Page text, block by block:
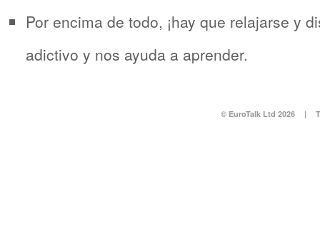
Por encima de todo, ¡hay que relajarse y
adictivo y nos ayuda a aprender.
© EuroTalk Ltd 2026 |